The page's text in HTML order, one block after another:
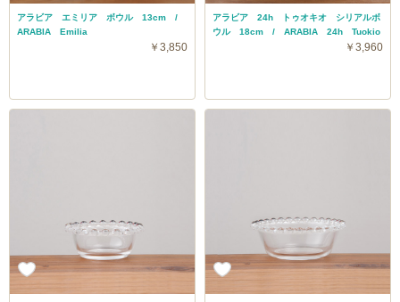
アラビア エミリア ボウル 13cm /
ARABIA Emilia
￥3,850
アラビア 24h トゥオキオ シリアルボ
ウル 18cm / ARABIA 24h Tuokio
￥3,960